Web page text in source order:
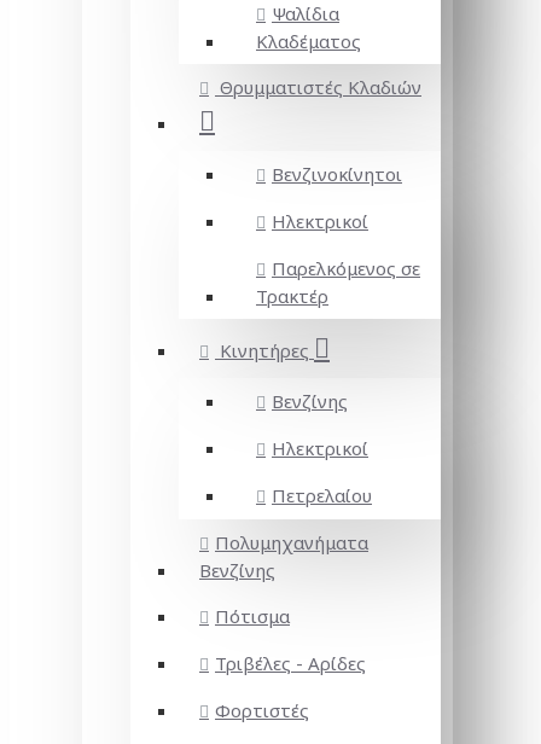
Ψαλίδια
Κλαδέματος
Θρυμματιστές Κλαδιών
Βενζινοκίνητοι
Ηλεκτρικοί
Παρελκόμενος σε
Τρακτέρ
Κινητήρες
Βενζίνης
Ηλεκτρικοί
Πετρελαίου
Πολυμηχανήματα
Βενζίνης
Πότισμα
Τριβέλες - Αρίδες
Φορτιστές